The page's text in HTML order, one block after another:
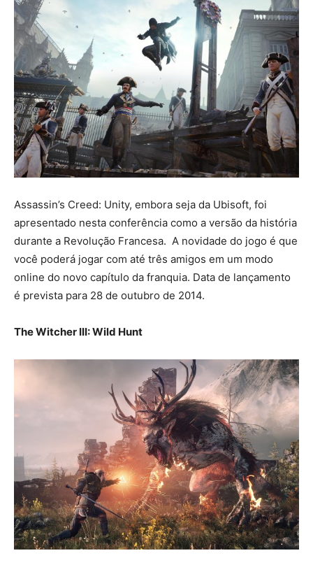
Assassin’s Creed: Unity, embora seja da Ubisoft, foi
apresentado nesta conferência como a versão da história
durante a Revolução Francesa. A novidade do jogo é que
você poderá jogar com até três amigos em um modo
online do novo capítulo da franquia. Data de lançamento
é prevista para 28 de outubro de 2014.
The Witcher III: Wild Hunt